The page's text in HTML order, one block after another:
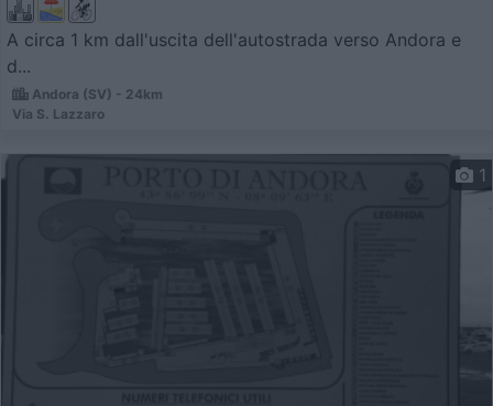
A circa 1 km dall'uscita dell'autostrada verso Andora e
d...
Andora (SV) - 24km
Via S. Lazzaro
1